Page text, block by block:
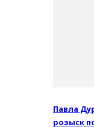
Павла
розыск